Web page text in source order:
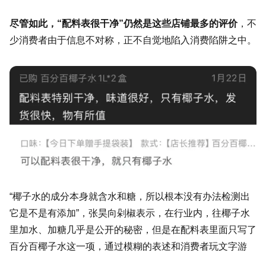
尽管如此，“配料表很干净”仍然是这些店铺最多的评价，不
少消费者由于信息不对称，正不自觉地陷入消费陷阱之中。
“椰子水的成分本身就含水和糖，所以根本没有办法检测出
它是不是有添加”，张昊向剁椒表示，在行业内，往椰子水
里加水、加糖几乎是公开的秘密，但是在配料表里面只写了
百分百椰子水这一项，通过模糊的表述和消费者玩文字游